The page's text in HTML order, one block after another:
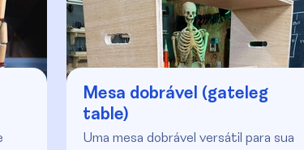
Mesa dobrável (gateleg
table)
Uma mesa dobrável versátil para sua